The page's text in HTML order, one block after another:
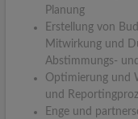
Planung
Erstellung von
Mitwirkung und
Abstimmungs-
Optimierung und
und
Enge und